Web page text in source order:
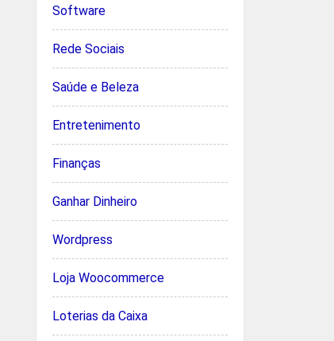
Software
Rede Sociais
Saúde e Beleza
Entretenimento
Finanças
Ganhar Dinheiro
Wordpress
Loja Woocommerce
Loterias da Caixa